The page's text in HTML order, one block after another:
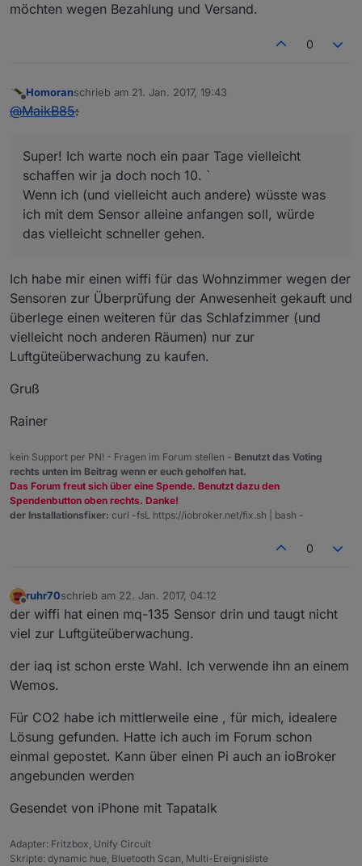
möchten wegen Bezahlung und Versand.
0
Offline
Homoranschrieb am 21. Jan. 2017, 19:43
zuletzt editiert von
@MaikB85:
Super! Ich warte noch ein paar Tage vielleicht
schaffen wir ja doch noch 10. `
Wenn ich (und vielleicht auch andere) wüsste was
ich mit dem Sensor alleine anfangen soll, würde
das vielleicht schneller gehen.
Ich habe mir einen wiffi für das Wohnzimmer wegen der
Sensoren zur Überprüfung der Anwesenheit gekauft und
überlege einen weiteren für das Schlafzimmer (und
vielleicht noch anderen Räumen) nur zur
Luftgüteüberwachung zu kaufen.
Gruß
Rainer
kein Support per PN! - Fragen im Forum stellen - Benutzt das Voting
rechts unten im Beitrag wenn er euch geholfen hat.
Das Forum freut sich über eine Spende. Benutzt dazu den
Spendenbutton oben rechts. Danke!
der Installationsfixer: curl -fsL https://iobroker.net/fix.sh | bash -
0
Offline
ruhr70schrieb am 22. Jan. 2017, 04:12
zuletzt editiert von
der wiffi hat einen mq-135 Sensor drin und taugt nicht
viel zur Luftgüteüberwachung.
der iaq ist schon erste Wahl. Ich verwende ihn an einem
Wemos.
Für CO2 habe ich mittlerweile eine , für mich, idealere
Lösung gefunden. Hatte ich auch im Forum schon
einmal gepostet. Kann über einen Pi auch an ioBroker
angebunden werden
Gesendet von iPhone mit Tapatalk
Adapter: Fritzbox, Unify Circuit
Skripte: dynamic hue, Bluetooth Scan, Multi-Ereignisliste